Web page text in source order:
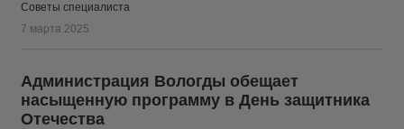
Советы специалиста
7 марта 2025
Администрация Вологды обещает
насыщенную программу в День защитника
Отечества